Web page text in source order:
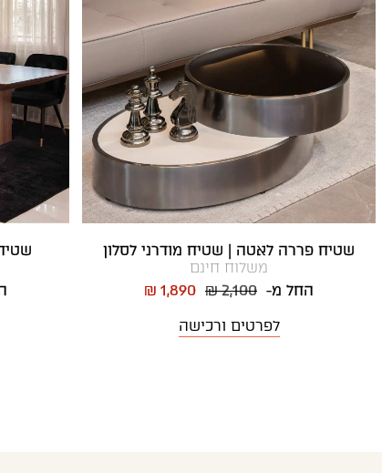
שטיח פררה לאטה | שטיח מודרני לסלון
משלוח חינם
החל מ- ₪ 2,100
₪ 1,890
לפרטים ורכישה